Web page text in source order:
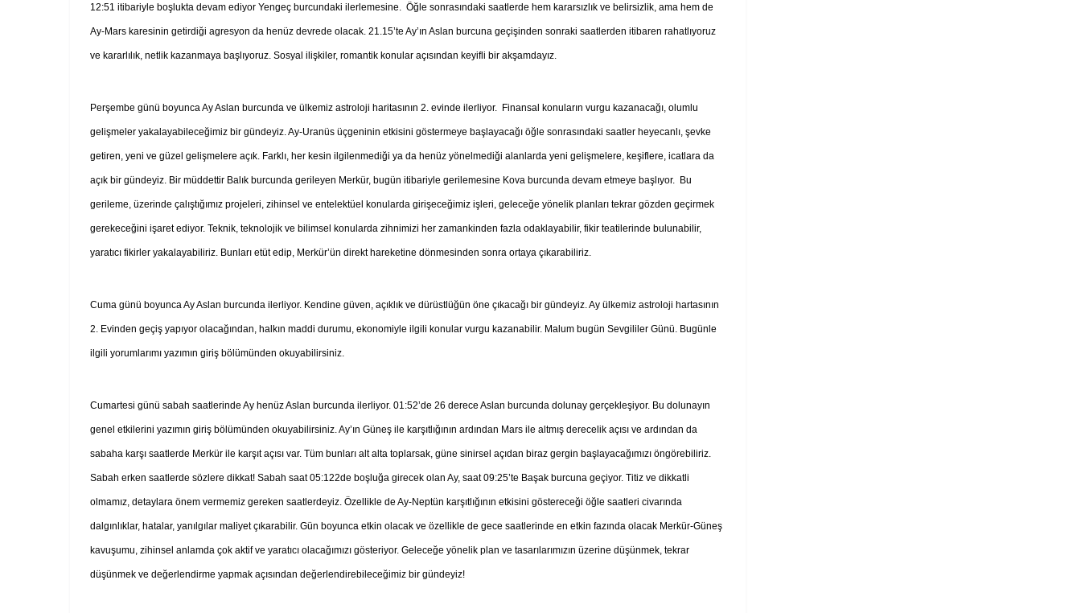
12:51 itibariyle boşlukta devam ediyor Yengeç burcundaki ilerlemesine. Öğle sonrasındaki saatlerde hem kararsızlık ve belirsizlik, ama hem de
Ay-Mars karesinin getirdiği agresyon da henüz devrede olacak. 21.15’te Ay’ın Aslan burcuna geçişinden sonraki saatlerden itibaren rahatlıyoruz
ve kararlılık, netlik kazanmaya başlıyoruz. Sosyal ilişkiler, romantik konular açısından keyifli bir akşamdayız.
Perşembe günü boyunca Ay Aslan burcunda ve ülkemiz astroloji haritasının 2. evinde ilerliyor. Finansal konuların vurgu kazanacağı, olumlu
gelişmeler yakalayabileceğimiz bir gündeyiz. Ay-Uranüs üçgeninin etkisini göstermeye başlayacağı öğle sonrasındaki saatler heyecanlı, şevke
getiren, yeni ve güzel gelişmelere açık. Farklı, her kesin ilgilenmediği ya da henüz yönelmediği alanlarda yeni gelişmelere, keşiflere, icatlara da
açık bir gündeyiz. Bir müddettir Balık burcunda gerileyen Merkür, bugün itibariyle gerilemesine Kova burcunda devam etmeye başlıyor. Bu
gerileme, üzerinde çalıştığımız projeleri, zihinsel ve entelektüel konularda girişeceğimiz işleri, geleceğe yönelik planları tekrar gözden geçirmek
gerekeceğini işaret ediyor. Teknik, teknolojik ve bilimsel konularda zihnimizi her zamankinden fazla odaklayabilir, fikir teatilerinde bulunabilir,
yaratıcı fikirler yakalayabiliriz. Bunları etüt edip, Merkür’ün direkt hareketine dönmesinden sonra ortaya çıkarabiliriz.
Cuma günü boyunca Ay Aslan burcunda ilerliyor. Kendine güven, açıklık ve dürüstlüğün öne çıkacağı bir gündeyiz. Ay ülkemiz astroloji hartasının
2. Evinden geçiş yapıyor olacağından, halkın maddi durumu, ekonomiyle ilgili konular vurgu kazanabilir. Malum bugün Sevgililer Günü. Bugünle
ilgili yorumlarımı yazımın giriş bölümünden okuyabilirsiniz.
Cumartesi günü sabah saatlerinde Ay henüz Aslan burcunda ilerliyor. 01:52’de 26 derece Aslan burcunda dolunay gerçekleşiyor. Bu dolunayın
genel etkilerini yazımın giriş bölümünden okuyabilirsiniz. Ay’ın Güneş ile karşıtlığının ardından Mars ile altmış derecelik açısı ve ardından da
sabaha karşı saatlerde Merkür ile karşıt açısı var. Tüm bunları alt alta toplarsak, güne sinirsel açıdan biraz gergin başlayacağımızı öngörebiliriz.
Sabah erken saatlerde sözlere dikkat! Sabah saat 05:122de boşluğa girecek olan Ay, saat 09:25’te Başak burcuna geçiyor. Titiz ve dikkatli
olmamız, detaylara önem vermemiz gereken saatlerdeyiz. Özellikle de Ay-Neptün karşıtlığının etkisini göstereceği öğle saatleri civarında
dalgınlıklar, hatalar, yanılgılar maliyet çıkarabilir. Gün boyunca etkin olacak ve özellikle de gece saatlerinde en etkin fazında olacak Merkür-Güneş
kavuşumu, zihinsel anlamda çok aktif ve yaratıcı olacağımızı gösteriyor. Geleceğe yönelik plan ve tasarılarımızın üzerine düşünmek, tekrar
düşünmek ve değerlendirme yapmak açısından değerlendirebileceğimiz bir gündeyiz!